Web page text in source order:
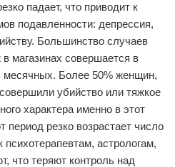
падает, что приводит к
подавленности: депрессия,
Большинство случаев
магазинах совершается в
месячных. Более 50% женщин,
убийство или тяжкое
характера именно в этот
период резко возрастает число
астрологам,
что теряют контроль над